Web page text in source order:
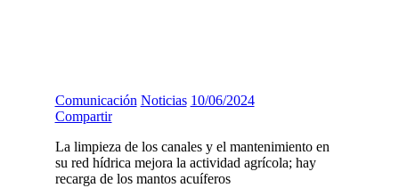
Comunicación Noticias 10/06/2024
Compartir
La limpieza de los canales y el mantenimiento en
su red hídrica mejora la actividad agrícola; hay
recarga de los mantos acuíferos